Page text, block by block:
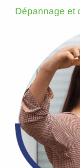
Dépannage et